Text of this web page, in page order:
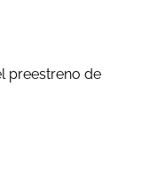
preestreno de